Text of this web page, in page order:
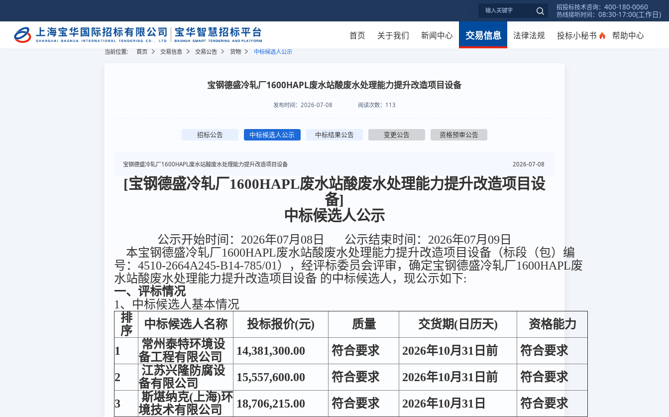
招投标技术咨询：400-180-0060
热线接听时间：08:30-17:00(工作日)
首页 关于我们 新闻中心 交易信息 法律法规 投标小秘书 帮助中心
当前位置: 首页 交易信息 交易公告 货物 中标候选人公示
宝钢德盛冷轧厂1600HAPL废水站酸废水处理能力提升改造项目设备
发布时间： 2026-07-08 阅读次数： 113
招标公告 中标候选人公示 中标结果公告 变更公告 资格预审公告
2026-07-08
宝钢德盛冷轧厂1600HAPL废水站酸废水处理能力提升改造项目设备
[宝钢德盛冷轧厂1600HAPL废水站酸废水处理能力提升改造项目设
备]
中标候选人公示
公示开始时间：2026年07月08日
公示结束时间：2026年07月09日
本宝钢德盛冷轧厂1600HAPL废水站酸废水处理能力提升改造项目设备（标段（包）编
号：4510-2664A245-B14-785/01），经评标委员会评审，确定宝钢德盛冷轧厂1600HAPL废
水站酸废水处理能力提升改造项目设备 的中标候选人，现公示如下:
一、评标情况
1、中标候选人基本情况
排
序
中标候选人名称 投标报价(元) 质量 交货期(日历天) 资格能力
1
常州泰特环境设
备工程有限公司
14,381,300.00 符合要求 2026年10月31日前 符合要求
2
江苏兴隆防腐设
备有限公司
15,557,600.00 符合要求 2026年10月31日前 符合要求
3
斯堪纳克(上海)环
境技术有限公司
18,706,215.00 符合要求 2026年10月31日 符合要求